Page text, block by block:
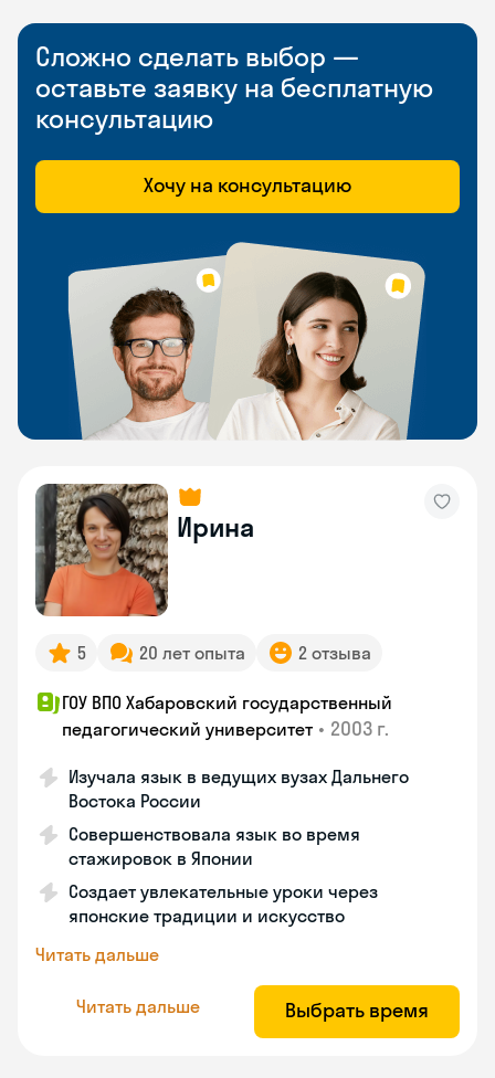
Сложно сделать выбор —
оставьте заявку на бесплатную
консультацию
Хочу на консультацию
Ирина
5 20 лет опыта 2 отзыва
ГОУ ВПО Хабаровский государственный
педагогический университет • 2003 г.
Изучала язык в ведущих вузах Дальнего
Востока России
Совершенствовала язык во время
стажировок в Японии
Создает увлекательные уроки через
японские традиции и искусство
Читать дальше
Читать дальше Выбрать время